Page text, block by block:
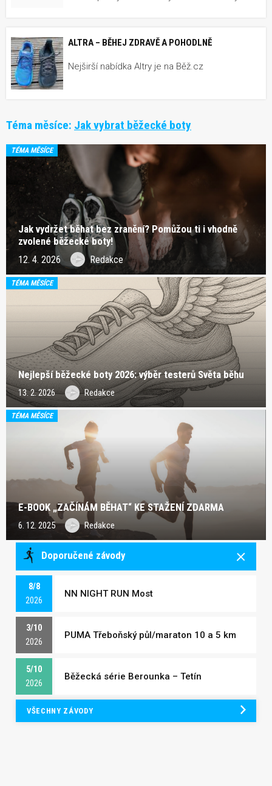
ALTRA – BĚHEJ ZDRAVĚ A POHODLNĚ
Nejširší nabídka Altry je na Běž.cz
Téma měsíce: Jak vybrat běžecké boty
TÉMA MĚSÍCE
Jak vydržet běhat bez zranění? Pomůžou ti i vhodně
zvolené běžecké boty!
12. 4. 2026 Redakce
TÉMA MĚSÍCE
Nejlepší běžecké boty 2026: výběr testerů Světa běhu
13. 2. 2026 Redakce
TÉMA MĚSÍCE
E-BOOK „ZAČÍNÁM BĚHAT“ KE STAŽENÍ ZDARMA
6. 12. 2025 Redakce
Doporučené závody
8/8
2026
NN NIGHT RUN Most
3/10
2026
PUMA Třeboňský půl/maraton 10 a 5 km
5/10
2026
Běžecká série Berounka – Tetín
VŠECHNY ZÁVODY